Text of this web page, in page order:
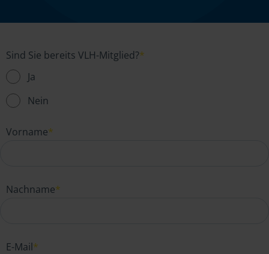
Sind Sie bereits VLH-Mitglied?*
Ja
Nein
Vorname*
Nachname*
E-Mail*